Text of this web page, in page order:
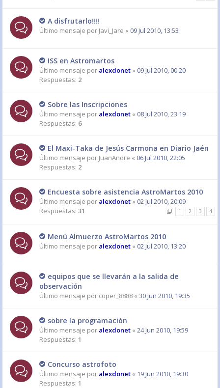
A disfrutarlo!!!!
Último mensaje por Javi_Jare « 09 Jul 2010, 13:53
ISS en Astromartos
Último mensaje por alexdonet « 09 Jul 2010, 00:20
Respuestas: 2
Sobre las Inscripciones
Último mensaje por alexdonet « 08 Jul 2010, 23:19
Respuestas: 6
El Maxi-Taka de Jesús Carmona en Diario Jaén
Último mensaje por JuanAndre « 06 Jul 2010, 22:05
Respuestas: 2
Encuesta sobre asistencia AstroMartos 2010
Último mensaje por alexdonet « 02 Jul 2010, 20:09
Respuestas: 31 1 2 3 4
Menú Almuerzo AstroMartos 2010
Último mensaje por alexdonet « 02 Jul 2010, 13:20
equipos que se llevarán a la salida de
observación
Último mensaje por coper_8888 « 30 Jun 2010, 19:35
sobre la programación
Último mensaje por alexdonet « 24 Jun 2010, 19:59
Respuestas: 1
Concurso astrofoto
Último mensaje por alexdonet « 19 Jun 2010, 19:30
Respuestas: 1